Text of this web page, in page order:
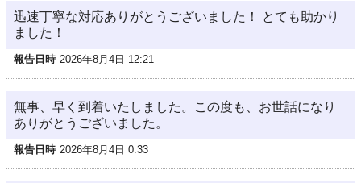
迅速丁寧な対応ありがとうございました！ とても助かり
ました！
報告日時 2026年8月4日 12:21
無事、早く到着いたしました。この度も、お世話になり
ありがとうございました。
報告日時 2026年8月4日 0:33